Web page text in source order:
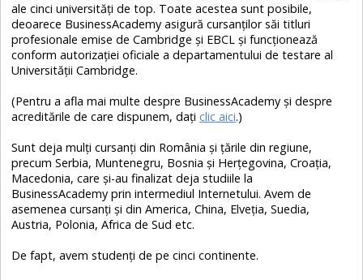
ale cinci universităţi de top. Toate acestea sunt posibile,
deoarece BusinessAcademy asigură cursanţilor săi titluri
profesionale emise de Cambridge şi EBCL şi funcţionează
conform autorizaţiei oficiale a departamentului de testare al
Universităţii Cambridge.
(Pentru a afla mai multe despre BusinessAcademy şi despre
acreditările de care dispunem, daţiclic aici.)
Sunt deja mulţi cursanţi din România şi ţările din regiune,
precum Serbia, Muntenegru, Bosnia şi Herţegovina, Croaţia,
Macedonia, care şi-au finalizat dejastudiile la
BusinessAcademy prin intermediul Internetului. Avem de
asemenea cursanţi şi din America, China, Elveţia, Suedia,
Austria, Polonia, Africa de Sud etc.
De fapt, avem studenţi de pe cinci continente.